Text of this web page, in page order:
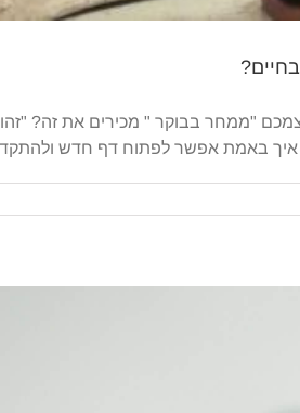
"ממחר בבוקר " מכירים את זה? "זהו
איך באמת אפשר לפתוח דף חדש
עצמית גבוהה​